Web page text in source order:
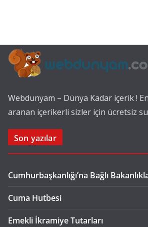
Webdunyam – Dünya Kadar içerik !
aranan içerikerli sizler için ücretsiz
Son yazılar
Cumhurbaşkanlığı’na Bağlı
Cuma Hutbesi
Emekli İkramiye Tutarları